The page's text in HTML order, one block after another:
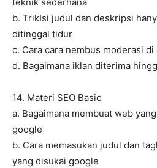
b. TrikIsi judul dan deskripsi
ditinggal tidur
c. Cara cara nembus moderasi di
d. Bagaimana iklan diterima
14. Materi SEO Basic
a. Bagaimana membuat web
google
b. Cara memasukan judul dan
yang disukai google